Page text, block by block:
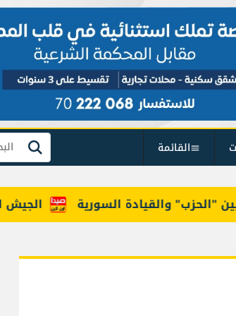
القائمة بحث
الجيش والقيادة السورية